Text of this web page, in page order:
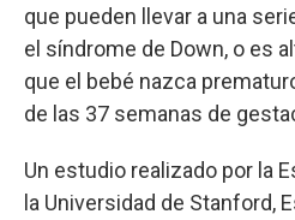
que pueden llevar a una
el síndrome de Down, o es
que el bebé nazca
de las 37 semanas de
Un estudio realizado por la
la Universidad de Stanford,